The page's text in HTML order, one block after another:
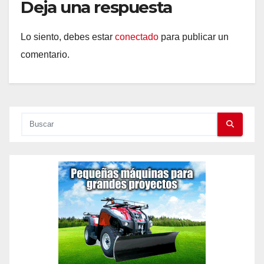
Deja una respuesta
Lo siento, debes estar conectado para publicar un
comentario.